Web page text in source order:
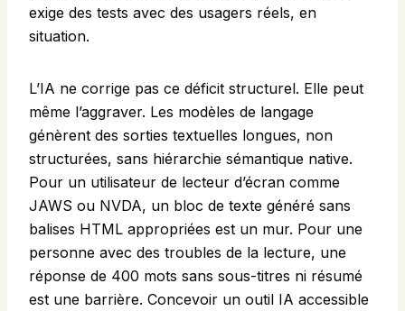
exige des tests avec des usagers réels, en
situation.
L’IA ne corrige pas ce déficit structurel. Elle peut
même l’aggraver. Les modèles de langage
génèrent des sorties textuelles longues, non
structurées, sans hiérarchie sémantique native.
Pour un utilisateur de lecteur d’écran comme
JAWS ou NVDA, un bloc de texte généré sans
balises HTML appropriées est un mur. Pour une
personne avec des troubles de la lecture, une
réponse de 400 mots sans sous-titres ni résumé
est une barrière. Concevoir un outil IA accessible